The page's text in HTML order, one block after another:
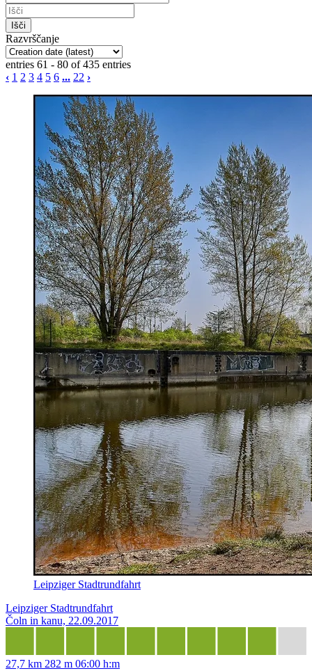
Razvrščanje
entries 61 - 80 of 435 entries
‹ 1 2 3 4 5 6 ... 22 ›
Leipziger Stadtrundfahrt
Leipziger Stadtrundfahrt
Čoln in kanu, 22.09.2017
27,7 km 282 m 06:00 h:m